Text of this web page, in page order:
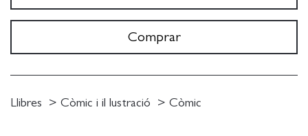
Comprar
Llibres Còmic i il lustració Còmic